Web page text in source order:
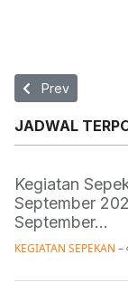
Previous article:
Prev
JADWAL
Kegiatan
September
September...
KEGIATAN SEPEKAN –